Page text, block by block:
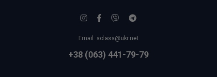
Email: solass@ukr.net
+38 (063) 441-79-79